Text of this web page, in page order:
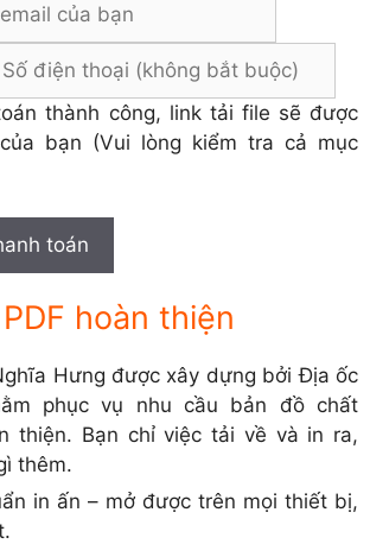
thành công, link tải file sẽ được
bạn (Vui lòng kiểm tra cả mục
toán
hoàn thiện
Hưng được xây dựng bởi Địa ốc
phục vụ nhu cầu bản đồ chất
thiện. Bạn chỉ việc tải về và in ra,
thêm.
in ấn – mở được trên mọi thiết bị,